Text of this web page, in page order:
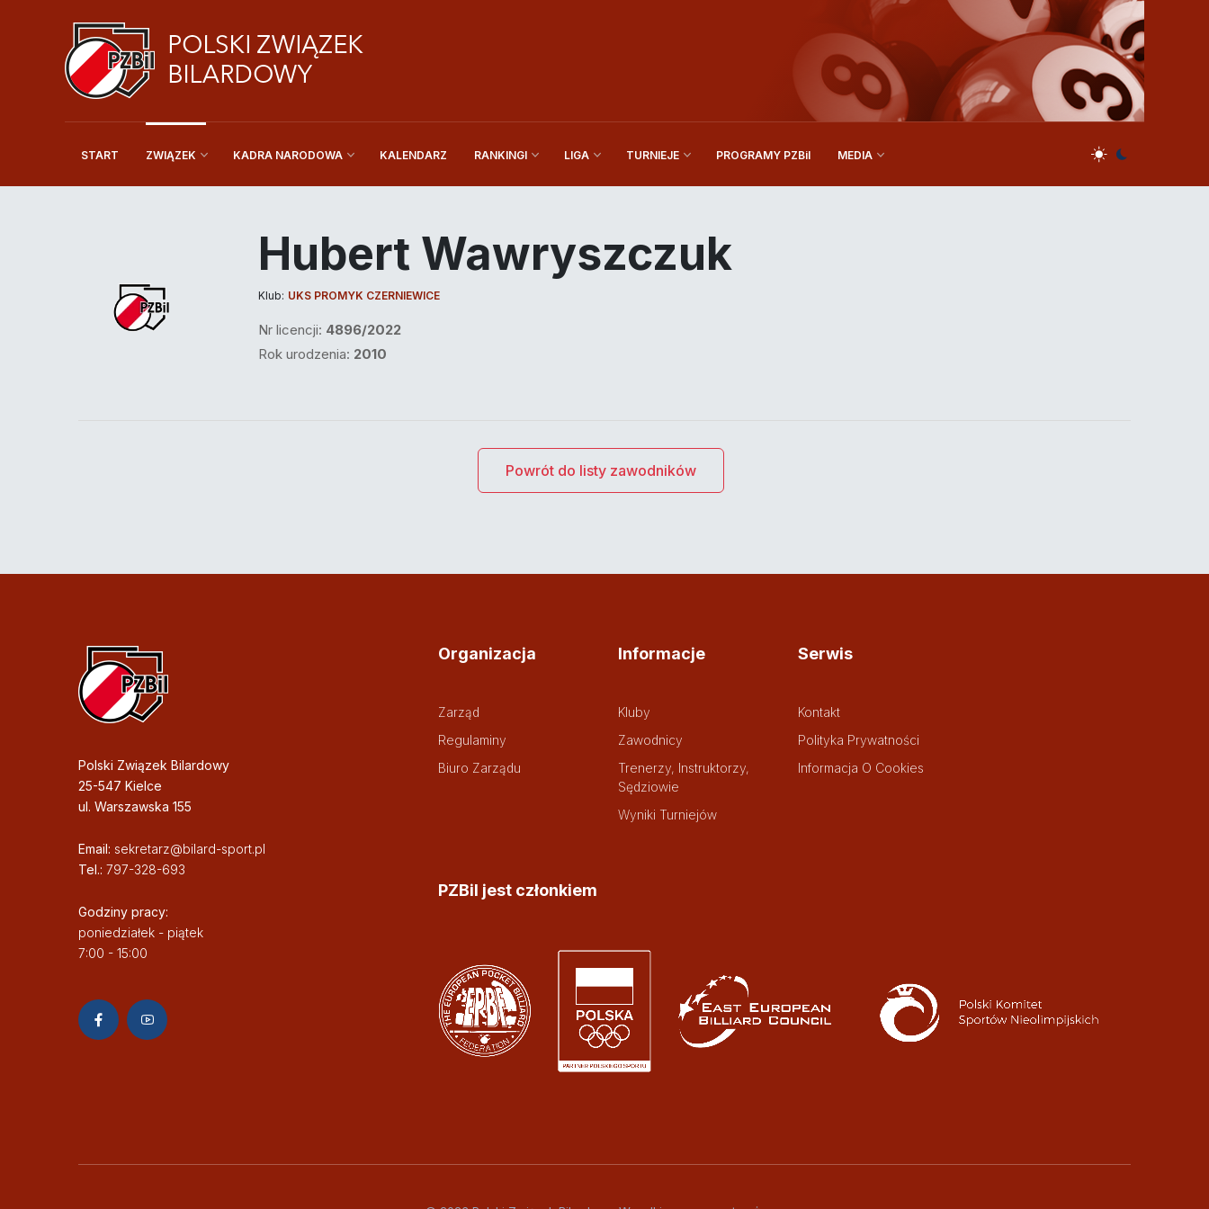
START ZWIĄZEK KADRA NARODOWA KALENDARZ RANKINGI LIGA TURNIEJE PROGRAMY PZBil MEDIA
Hubert Wawryszczuk
Klub: UKS PROMYK CZERNIEWICE
Nr licencji: 4896/2022
Rok urodzenia: 2010
Powrót do listy zawodników
Polski Związek Bilardowy
25-547 Kielce
ul. Warszawska 155
Email: sekretarz@bilard-sport.pl
Tel.: 797-328-693
Godziny pracy:
poniedziałek - piątek
7:00 - 15:00
Organizacja
Zarząd
Regulaminy
Biuro Zarządu
Informacje
Kluby
Zawodnicy
Trenerzy, Instruktorzy,
Sędziowie
Wyniki Turniejów
Serwis
Kontakt
Polityka Prywatności
Informacja O Cookies
PZBil jest członkiem